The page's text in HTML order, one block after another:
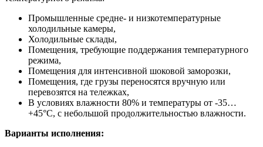
Промышленные средне- и низкотемпературные
холодильные камеры,
Холодильные склады,
Помещения, требующие поддержания температурного
режима,
Помещения для интенсивной шоковой заморозки,
Помещения, где грузы переносятся вручную или
перевозятся на тележках,
В условиях влажности 80% и температуры от -35…
+45°С, с небольшой продолжительностью влажности.
Варианты исполнения: